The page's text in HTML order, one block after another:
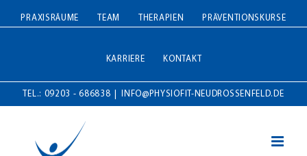
Inhalt
PRAXISRÄUME TEAM THERAPIEN PRÄVENTIONSKURSE
KARRIERE KONTAKT
TEL.: 09203 - 686838 INFO@PHYSIOFIT-NEUDROSSENFELD.DE